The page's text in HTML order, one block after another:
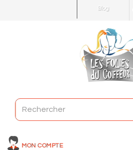
Blog
MON COMPTE